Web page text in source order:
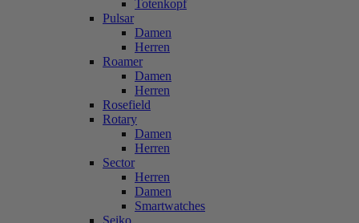
Totenkopf
Pulsar
Damen
Herren
Roamer
Damen
Herren
Rosefield
Rotary
Damen
Herren
Sector
Herren
Damen
Smartwatches
Seiko